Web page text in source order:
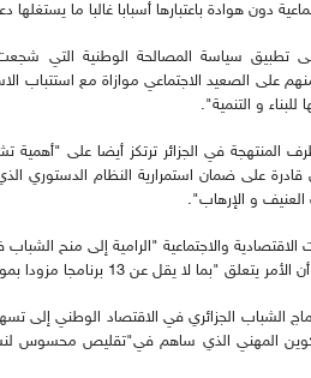
دون هوادة باعتبارها أسبابا غالبا ما يستغلها
سياسة المصالحة الوطنية التي شجعت
على الصعيد الاجتماعي موازاة مع استتباب
و التنمية".
المنتهجة في الجزائر ترتكز أيضا على "أهمية
على ضمان استمرارية النظام الدستوري
و الإرهاب".
الاقتصادية والاجتماعية "الرامية إلى منح
عن 13 برنامجا مزودا بموارد مالية هامة".
الشباب الجزائري في الاقتصاد الوطني
المهني الذي ساهم في"تقليص محسوس